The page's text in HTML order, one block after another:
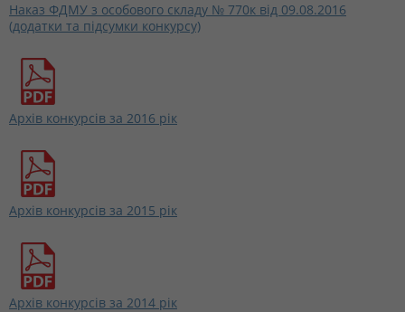
Наказ ФДМУ з особового складу № 770к від 09.08.2016
(додатки та підсумки конкурсу)
Архів конкурсів за 2016 рік
Архів конкурсів за 2015 рік
Архів конкурсів за 2014 рік